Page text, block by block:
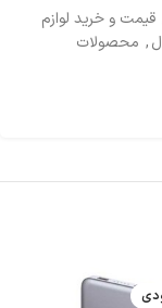
قیمت و خرید لوازم
, محصولات